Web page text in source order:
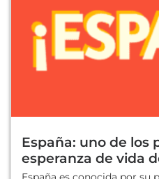
España: uno de los
esperanza de vida